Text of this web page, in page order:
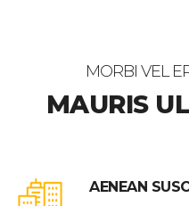
MORBI VEL
MAURIS
AENEAN